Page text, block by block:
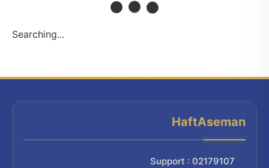
Searching...
HaftAseman
Support : 02179107